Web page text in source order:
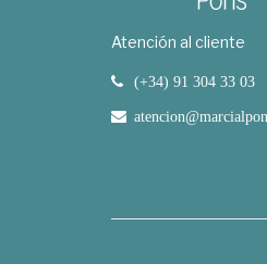
Atención al cliente
(+34) 91 304 33 03